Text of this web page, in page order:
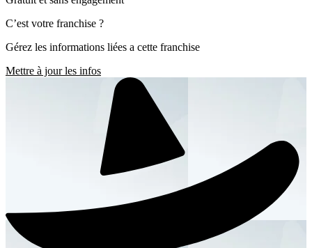
C’est votre franchise ?
Gérez les informations liées a cette franchise
Mettre à jour les infos